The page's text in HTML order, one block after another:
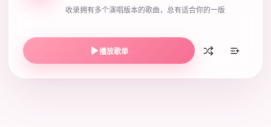
收录拥有多个演唱版本的歌曲，总有适合你的一版
播放歌单